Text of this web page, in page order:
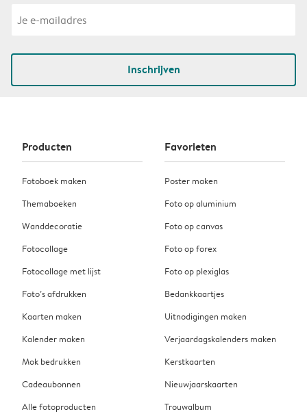
Inschrijven
Producten
Fotoboek maken
Themaboeken
Wanddecoratie
Fotocollage
Fotocollage met lijst
Foto’s afdrukken
Kaarten maken
Kalender maken
Mok bedrukken
Cadeaubonnen
Alle fotoproducten
Favorieten
Poster maken
Foto op aluminium
Foto op canvas
Foto op forex
Foto op plexiglas
Bedankkaartjes
Uitnodigingen maken
Verjaardagskalenders maken
Kerstkaarten
Nieuwjaarskaarten
Trouwalbum